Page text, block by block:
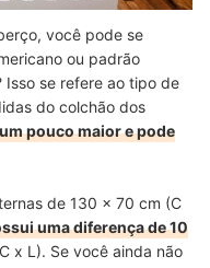
você pode se
ou padrão
Isso se refere ao tipo de
do colchão dos
pouco maior e pode
de 130 x 70 cm (C
uma diferença de 10
x L). Se você ainda não